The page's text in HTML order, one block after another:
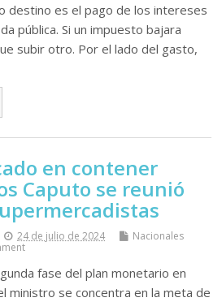
destino es el pago de los intereses
pública. Si un impuesto bajara
subir otro. Por el lado del gasto,
en contener
Caputo se reunió
24 de julio de 2024
Nacionales
fase del plan monetario en
ministro se concentra en la meta de